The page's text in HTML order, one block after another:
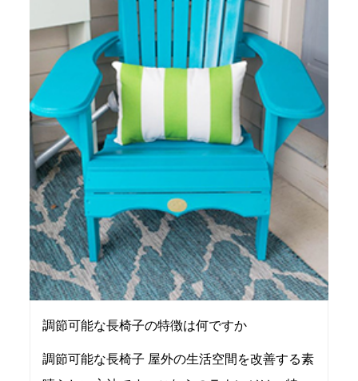
調節可能な長椅子の特徴は何ですか
調節可能な長椅子 屋外の生活空間を改善する素